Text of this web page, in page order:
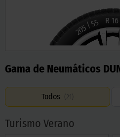
205/55 R 16
Gama de Neumáticos
Todos
Turismo Verano